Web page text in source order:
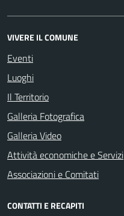
VIVERE IL COMUNE
Eventi
Luoghi
Il Territorio
Galleria Fotografica
Galleria Video
Attività economiche e Servizi
Associazioni e Comitati
CONTATTI E RECAPITI